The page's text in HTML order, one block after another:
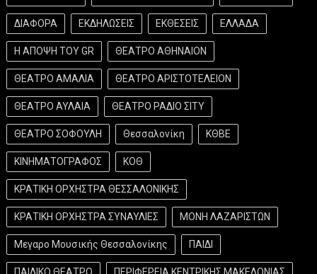
ΔΙΑΦΟΡΑ ΕΚΔΗΛΩΣΕΙΣ ΕΚΘΕΣΕΙΣ ΕΛΛΑΔΑ
Η ΑΠΟΨΗ ΤΟΥ GR ΘΕΑΤΡΟ ΑΘΗΝΑΙΟΝ
ΘΕΑΤΡΟ ΑΜΑΛΙΑ ΘΕΑΤΡΟ ΑΡΙΣΤΟΤΕΛΕΙΟΝ
ΘΕΑΤΡΟ ΑΥΛΑΙΑ ΘΕΑΤΡΟ ΡΑΔΙΟ ΣΙΤΥ
ΘΕΑΤΡΟ ΣΟΦΟΥΛΗ Θεσσαλονίκη ΚΘΒΕ
ΚΙΝΗΜΑΤΟΓΡΑΦΟΣ ΚΟΘ
ΚΡΑΤΙΚΗ ΟΡΧΗΣΤΡΑ ΘΕΣΣΑΛΟΝΙΚΗΣ
ΚΡΑΤΙΚΗ ΟΡΧΗΣΤΡΑ ΣΥΝΑΥΛΙΕΣ ΜΟΝΗ ΛΑΖΑΡΙΣΤΩΝ
Μεγαρο Μουσικής Θεσσαλονίκης ΠΑΙΔΙ